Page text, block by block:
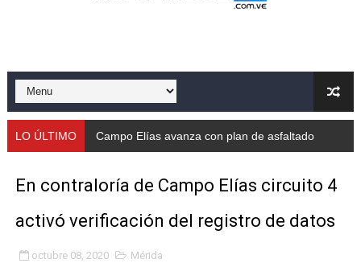
Mérida fortalece su reserva deportiva de cara a
Gobernación de Mérida instalará mesa de trabajo con
Fundecem ofrece taller de bordado en punto de cruz
Gobierno bolivariano avanza en la transformación del
LO ÚLTIMO Campo Elías avanza con plan de asfaltado
En contraloría de Campo Elías circuito 4
activó verificación del registro de datos
octubre 08, 2020 Mérida